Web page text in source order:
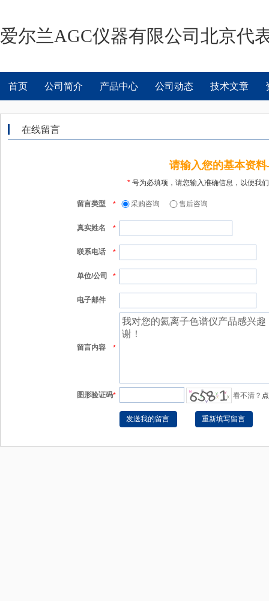
爱尔兰AGC仪器有限公司北京代
首页 公司简介 产品中心 公司动态 技术文章
在线留言
请输入您的基本资
* 号为必填项，请您输入准确信息，以便我
留言类型 * 采购咨询 售后咨询
真实姓名 *
联系电话 *
单位/公司 *
电子邮件
留言内容 *
图形验证码* 看不清？